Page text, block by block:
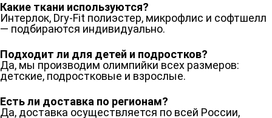
Какие ткани используются?
Интерлок, Dry-Fit полиэстер, микрофлис и софтшелл
— подбираются индивидуально.
Подходит ли для детей и подростков?
Да, мы производим олимпийки всех размеров:
детские, подростковые и взрослые.
Есть ли доставка по регионам?
Да, доставка осуществляется по всей России,